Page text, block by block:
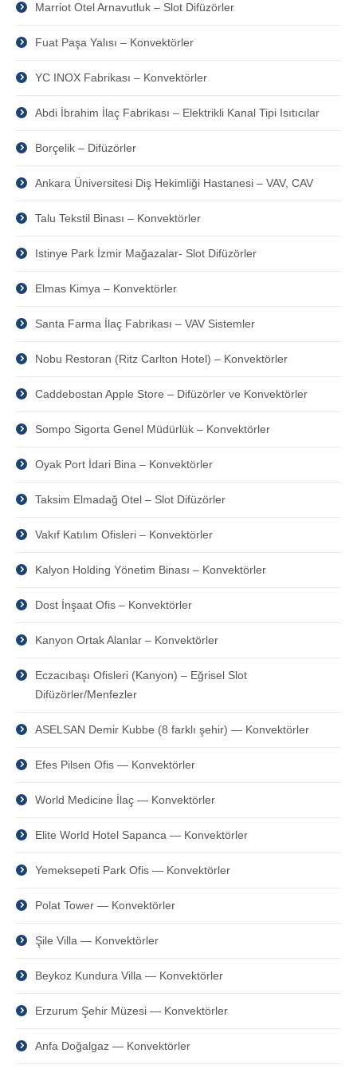
Marriot Otel Arnavutluk – Slot Difüzörler
Fuat Paşa Yalısı – Konvektörler
YC INOX Fabrikası – Konvektörler
Abdi İbrahim İlaç Fabrikası – Elektrikli Kanal Tipi Isıtıcılar
Borçelik – Difüzörler
Ankara Üniversitesi Diş Hekimliği Hastanesi – VAV, CAV
Talu Tekstil Binası – Konvektörler
Istinye Park İzmir Mağazalar- Slot Difüzörler
Elmas Kimya – Konvektörler
Santa Farma İlaç Fabrikası – VAV Sistemler
Nobu Restoran (Ritz Carlton Hotel) – Konvektörler
Caddebostan Apple Store – Difüzörler ve Konvektörler
Sompo Sigorta Genel Müdürlük – Konvektörler
Oyak Port İdari Bina – Konvektörler
Taksim Elmadağ Otel – Slot Difüzörler
Vakıf Katılım Ofisleri – Konvektörler
Kalyon Holding Yönetim Binası – Konvektörler
Dost İnşaat Ofis – Konvektörler
Kanyon Ortak Alanlar – Konvektörler
Eczacıbaşı Ofisleri (Kanyon) – Eğrisel Slot
Difüzörler/Menfezler
ASELSAN Demir Kubbe (8 farklı şehir) — Konvektörler
Efes Pilsen Ofis — Konvektörler
World Medicine İlaç — Konvektörler
Elite World Hotel Sapanca — Konvektörler
Yemeksepeti Park Ofis — Konvektörler
Polat Tower — Konvektörler
Şile Villa — Konvektörler
Beykoz Kundura Villa — Konvektörler
Erzurum Şehir Müzesi — Konvektörler
Anfa Doğalgaz — Konvektörler